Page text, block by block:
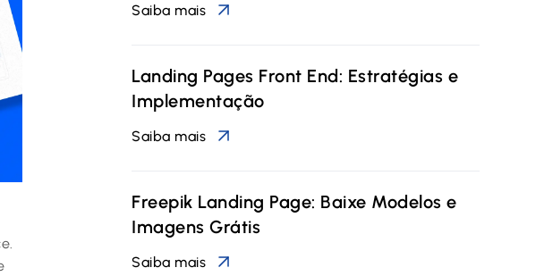
Saiba mais
Landing Pages Front End: Estratégias e
Implementação
Saiba mais
Freepik Landing Page: Baixe Modelos e
Imagens Grátis
Saiba mais